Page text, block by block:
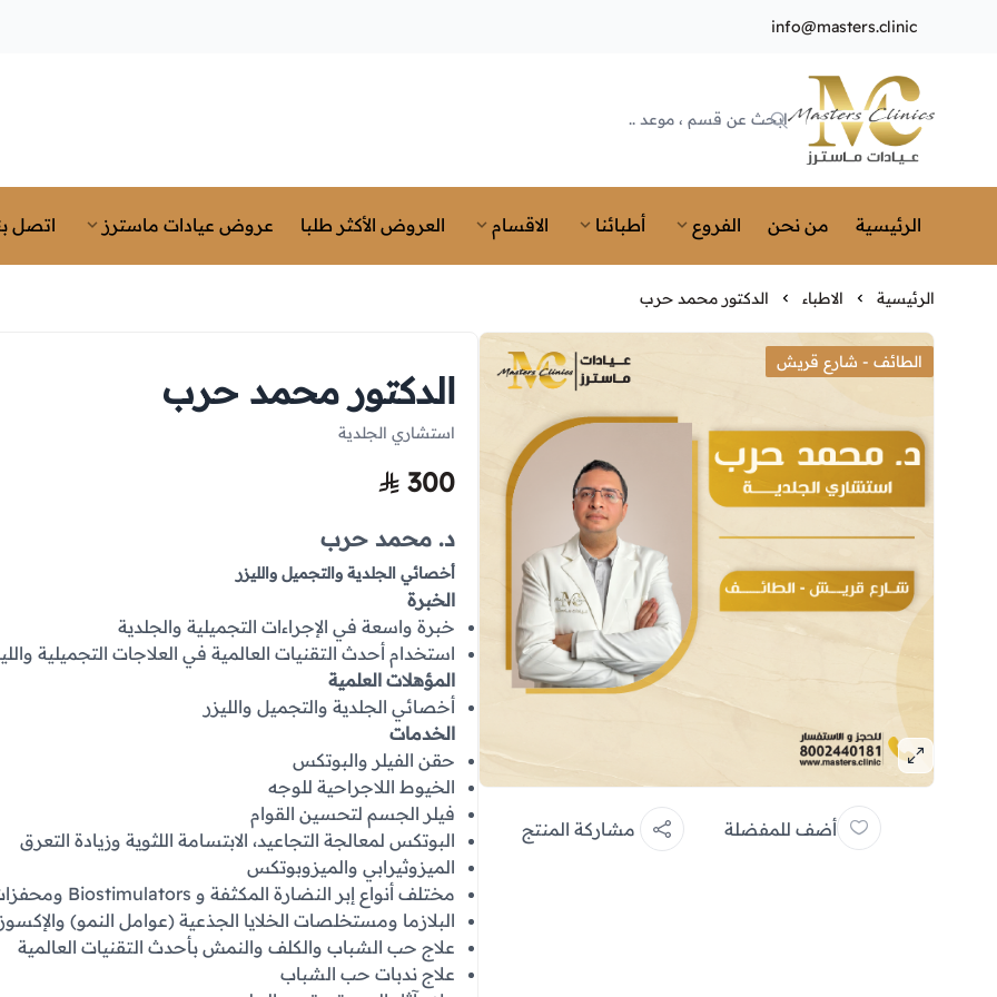
info@masters.clinic
Masters Clinics
الرئيسية من نحن الفروع أطبائنا الاقسام العروض الأكثر طلبا عروض عيادات ماسترز اتصل
الرئيسية الاطباء الدكتور محمد حرب
الطائف - شارع قريش
أضف للمفضلة مشاركة المنتج
الدكتور محمد حرب
استشاري الجلدية
300
د. محمد حرب
أخصائي الجلدية والتجميل والليزر
الخبرة
خبرة واسعة في الإجراءات التجميلية والجلدية
استخدام أحدث التقنيات العالمية في العلاجات التجميلية
المؤهلات العلمية
أخصائي الجلدية والتجميل والليزر
الخدمات
حقن الفيلر والبوتكس
الخيوط اللاجراحية للوجه
فيلر الجسم لتحسين القوام
البوتكس لمعالجة التجاعيد، الابتسامة اللثوية وزيادة التعرق
الميزوثيرابي والميزوبوتكس
مختلف أنواع إبر النضارة المكثفة و Biostimulators ومحفزات الكولاجين
البلازما ومستخلصات الخلايا الجذعية (عوامل النمو)
علاج حب الشباب والكلف والنمش بأحدث التقنيات العالمية
علاج ندبات حب الشباب